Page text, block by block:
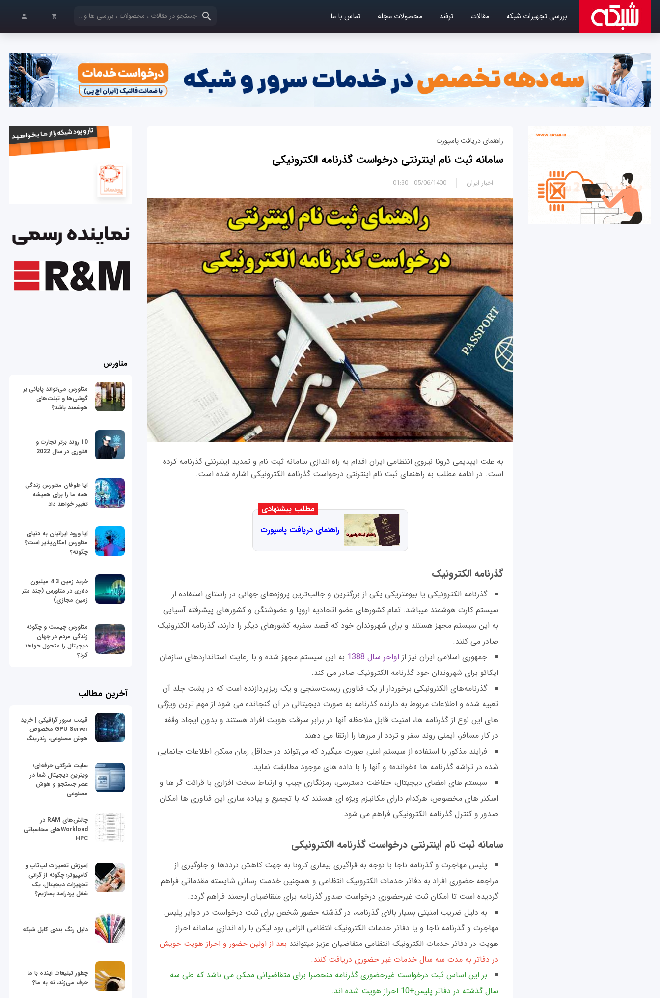
بررسی تجهیزات شبکه مقالات ترفند محصولات مجله تماس با ما کلمات کلیدی خود را وارد کنید
راهنمای دریافت پاسپورت
سامانه ثبت نام اینترنتی درخواست گذرنامه الکترونیکی
05/06/1400 - 01:30 اخبار ایران
به علت ایپدیمی کرونا نیروی انتظامی ایران اقدام به راه اندازی سامانه ثبت نام و تمدید اینترنتی گذرنامه کرده
است. در ادامه مطلب به راهنمای ثبت نام اینترنتی درخواست گذرنامه الکترونیکی اشاره شده است.
مطلب پیشنهادی
راهنمای دریافت پاسپورت
گذرنامه الکترونيک
گذرنامه‌ الكترونيكی يا بيومتريکی يكی از بزرگترين و جالب‌ترين پروژه‌های جهانی در راستای استفاده از
سيستم كارت هوشمند میباشد. تمام کشورهای عضو اتحاديه اروپا و عضوشنگن و کشورهای پيشرفته آسيايی
به اين سيستم مجهز هستند و برای شهروندان خود که قصد سفربه کشورهای ديگر را دارند، گذرنامه الکترونيک
صادر می کنند.
جمهوری اسلامی ايران نيز از اواخر سال 1388
به اين سيستم مجهز شده و با رعايت استانداردهای سازمان
ايکائو برای شهروندان خود گذرنامه الکترونيک صادر می کند.
گذرنامه‌های الکترونيکی برخوردار از يک فناوری زيست‌سنجی و يک ريزپردازنده است که در پشت جلد آن
تعبيه شده و اطلاعات مربوط به دارنده گذرنامه به صورت ديجيتالی در آن گنجانده می شود از مهم ترين ويژگی
های اين نوع از گذرنامه ها، امنيت قابل ملاحظه آنها در برابر سرقت هويت افراد هستند و بدون ايجاد وقفه
در کار مسافر، ايمنی روند سفر و تردد از مرزها را ارتقا می دهند.
فرايند مذکور با استفاده از سيستم امنی صورت میگيرد که می‌تواند در حداقل زمان ممکن اطلاعات جانمايی
شده در تراشه گذرنامه ها «خوانده» و آنها را با داده های موجود مطابقت نمايد.
سيستم های امضای ديجيتال، حفاظت دسترسی، رمزنگاری چيپ و ارتباط سخت افزاری با قرائت گر ها و
اسکنر های مخصوص، هرکدام دارای مکانيزم ويژه ای هستند که با تجميع و پياده سازی اين فناوری ها امکان
صدور و کنترل گذرنامه الکترونيکی فراهم می شود.
سامانه ثبت نام اینترنتی درخواست گذرنامه الکترونیکی
پليس مهاجرت و گذرنامه ناجا با توجه به فراگيری بيماری کرونا به جهت کاهش ترددها و جلوگيری از
مراجعه حضوری افراد به دفاتر خدمات الکترونيک انتظامی و همچنين خدمت رسانی شايسته مقدماتی فراهم
گرديده است تا امکان ثبت غيرحضوری درخواست صدور گذرنامه برای متقاضيان ارجمند فراهم گردد.
به دليل ضريب امنيتی بسيار بالای گذرنامه، در گذشته حضور شخص برای ثبت درخواست در دواير پليس
مهاجرت و گذرنامه ناجا و يا دفاتر خدمات الکترونيک انتظامی الزامی بود ليکن با راه اندازی سامانه احراز
هويت در دفاتر خدمات الکترونيک انتظامی متقاضيان عزيز میتوانند بعد از اولين حضور و احراز هويت خويش
در دفاتر به مدت سه سال خدمات غير حضوری دريافت کنند.
بر اين اساس ثبت درخواست غيرحضوری گذرنامه منحصرا برای متقاضيانی ممکن می باشد که طی سه
سال گذشته در دفاتر پليس+10 احراز هويت شده اند.
متاورس
متاورس می‌تواند پایانی بر
گوشی‌ها و تبلت‌های
هوشمند باشد؟
10 روند برتر تجارت و
فناوری در سال 2022
آیا طوفان متاورس زندگی
همه ما را برای همیشه
تغییر خواهد داد
آیا ورود ایرانیان به دنیای
متاورس امکان‌پذیر است؟
چگونه؟
خرید زمین 4.3 میلیون
دلاری در متاورس (چند متر
زمین مجازی)
متاورس چیست و چگونه
زندگی مردم در جهان
دیجیتال را متحول خواهد
کرد؟
آخرین مطالب
قیمت سرور گرافیکی | خرید
GPU Server مخصوص
هوش مصنوعی، رندرینگ
سایت شرکتی حرفه‌ای؛
ویترین دیجیتال شما در
عصر جستجو و هوش
مصنوعی
چالش‌های RAM در
Workloadهای محاسباتی
HPC
آموزش تعمیرات لپ‌تاپ و
کامپیوتر؛ چگونه از گرانی
تجهیزات دیجیتال، یک
شغل پردرآمد بسازیم؟
دلیل رنگ بندی کابل شبکه
چطور تبلیغات آینده با ما
حرف می‌زند، نه به ما؟